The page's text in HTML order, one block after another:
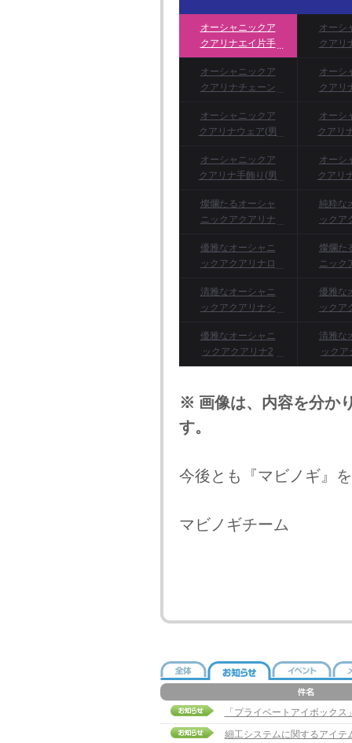
オーシャニックア
クアリナエイ片手
斧外見記憶呪文書
オーシ
クアリ
憶
オーシャニックア
クアリナチェーン
呪文書
オーシ
クアリ
外見
オーシャニックア
クアリナウェア(男
オーシ
クアリ
オーシャニックア
クアリナ手飾り(男
オーシ
クアリ
燦爛たるオーシャ
ニックアクアリナ
純粋な
ックア
優雅なオーシャニ
ックアクアリナロ
燦爛た
ニック
清雅なオーシャニ
ックアクアリナシ
優雅な
ックア
優雅なオーシャニ
ックアクアリナ2
次タイトル獲得ク
清雅な
ック
次タイ
※ 画像は、内容を分か
す。
今後とも『マビノギ』
マビノギチーム
「プライベートアイボック
細工システムに関するアイテ